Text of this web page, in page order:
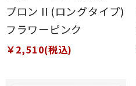
プロン II (ロングタイプ)
フラワーピンク
￥2,510(税込)